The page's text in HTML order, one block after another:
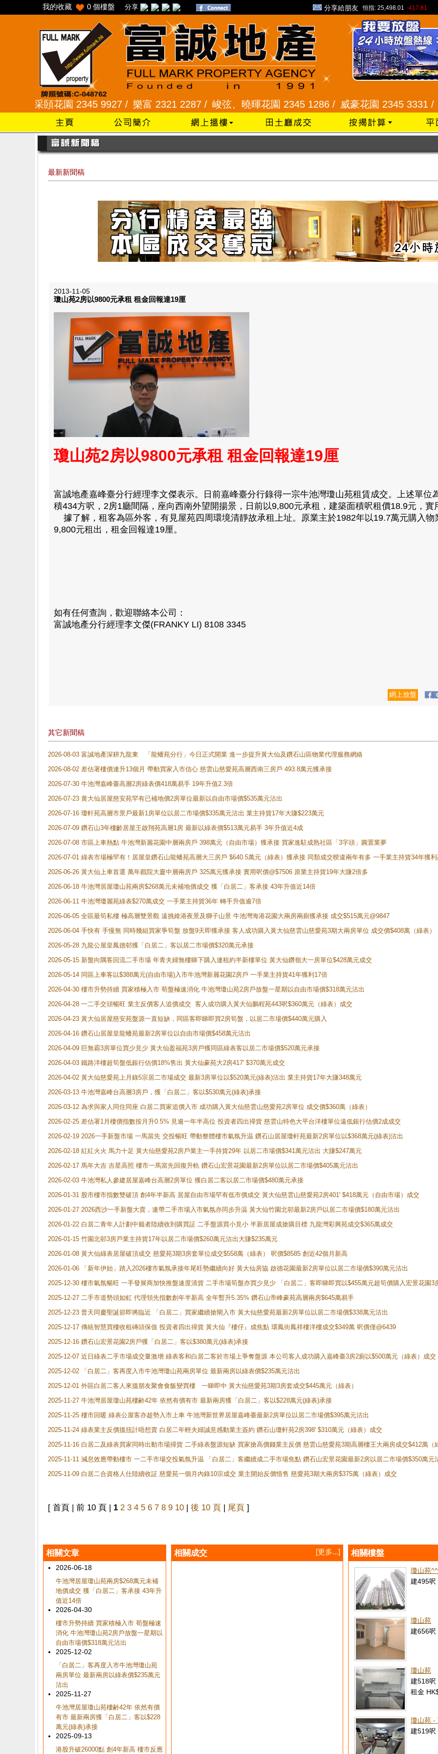
我的收藏 0 個樓盤 分享 分享給朋友 恒指: 25,498.01 -417.81
花園 2345 9927 /樂富 2321 2287 /峻弦、曉暉花園 2345 1286 /威豪花園 2345 3331 /星河明
最新新聞稿
2013-11-05
瓊山苑2房以9800元承租 租金回報達19厘
瓊山苑2房以9800元承租 租金回報達19厘
富誠地產嘉峰臺分行經理李文傑表示。日前嘉峰臺分行錄得一宗牛池灣瓊山苑租賃成交。上述單位
積434方呎，2房1廳間隔，座向西南外望開揚景，日前以9,800元承租，建築面積呎租價18.9元，實
據了解，租客為區外客，有見屋苑四周環境清靜故承租上址。原業主於1982年以19.7萬元購入
9,800元租出，租金回報達19厘。
如有任何查詢，歡迎聯絡本公司：
富誠地產分行經理李文傑(FRANKY LI) 8108 3345
網上放盤
其它新聞稿
2026-08-03 富誠地產深耕九龍東 「龍蟠苑分行」今日正式開業 進一步提升黃大仙及鑽石山區物業代理服務網絡
2026-08-02 差估署樓價連升13個月 帶動買家入市信心 慈雲山慈愛苑高層西南三房戶 493.8萬元獲承接
2026-07-30 牛池灣嘉峰臺高層2房綠表價418萬易手 19年升值2.3倍
2026-07-23 黄大仙居屋慈安苑罕有已補地價2房單位最新以自由市場價$535萬元沽出
2026-07-16 瓊軒苑高層市景戶最新1房單位以居二市場價$335萬元沽出 業主持貨17年大賺$223萬元
2026-07-09 鑽石山3年樓齡居屋王啟翔苑高層1房 最新以綠表價$513萬元易手 3年升值近4成
2026-07-08 市區上車熱點 牛池灣新麗花園中層兩房戶 398萬元（自由市場）獲承接 買家進駐成熟社區「3字頭」圓置業夢
2026-07-01 綠表市場極罕有！居屋皇鑽石山龍蟠苑高層大三房戶 $640.5萬元（綠表）獲承接 同類成交暌違兩年有多 一手業主持貨34年獲
2026-06-26 黃大仙上車首選 萬年戲院大廈中層兩房戶 325萬元獲承接 實用呎價@$7506 原業主持貨19年大賺2倍多
2026-06-18 牛池灣居屋瓊山苑兩房$268萬元未補地價成交 獲「白居二」客承接 43年升值近14倍
2026-06-11 牛池灣瓊麗苑綠表$270萬成交 一手業主持貨36年 轉手升值逾7倍
2026-06-05 全區最筍私樓 極高層雙景觀 遠挑維港夜景及獅子山景 牛池灣海港花園大兩房兩廁獲承接 成交$515萬元@9847
2026-06-04 手快有 手慢無 同時幾組買家爭筍盤 放盤9天即獲承接 客人成功購入黃大仙慈雲山慈愛苑3期大兩房單位 成交價$408萬（綠表）
2026-05-28 九龍公屋皇鳳德邨獲「白居二」客以居二市場價$320萬元承接
2026-05-15 新盤向隅客回流二手市場 年青夫婦無樓睇下購入連租約半新樓單位 黃大仙鑽嶺大一房單位$428萬元成交
2026-05-14 同區上車客以$388萬元(自由市場)入市牛池灣新麗花園2房戶 一手業主持貨41年獲利17倍
2026-04-30 樓市升勢持續 買家積極入市 荀盤極速消化 牛池灣瓊山苑2房戶放盤一星期以自由市場價$318萬元沽出
2026-04-28 一二手交頭暢旺 業主反價客人追價成交 客人成功購入黃大仙鵬程苑443呎$360萬元（綠表）成交
2026-04-23 黃大仙居屋慈安苑盤源一直短缺，同區客即睇即買2房筍盤，以居二市場價$440萬元購入
2026-04-16 鑽石山居屋皇龍蟠苑最新2房單位以自由市場價$458萬元沽出
2026-04-09 巨無霸3房單位買少見少 黃大仙盈福苑3房戶獲同區綠表客以居二市場價$520萬元承接
2026-04-03 鐵路洋樓超筍盤低銀行估價18%售出 黃大仙豪苑大2房417' $370萬元成交
2026-04-02 黃大仙慈愛苑上月錄5宗居二市場成交 最新3房單位以$520萬元(綠表)沽出 業主持貨17年大賺348萬元
2026-03-13 牛池灣嘉峰台高層3房戶，獲「白居二」客以$530萬元(綠表)承接
2026-03-12 為求與家人同住同座 白居二買家追價入市 成功購入黃大仙慈雲山慈愛苑2房單位 成交價$360萬（綠表）
2026-02-25 差估署1月樓價指數按月升0.5% 見逾一年半高位 投資者四出掃貨 慈雲山特色大平台洋樓單位遠低銀行估價2成成交
2026-02-19 2026一手新盤市場 一馬當先 交投暢旺 帶動整體樓市氣氛升温 鑽石山居屋瓊軒苑最新2房單位以$368萬元(綠表)沽出
2026-02-18 紅紅火火 馬力十足 黃大仙慈愛苑2房戶業主一手持貨29年 以居二市場價$341萬元沽出 大賺$247萬元
2026-02-17 馬年大吉 吉星高照 樓市一馬當先回復升軌 鑽石山宏景花園最新2房單位以居二市場價$405萬元沽出
2026-02-03 牛池灣私人參建居屋嘉峰台高層2房單位 獲白居二客以居二市場價$480萬元承接
2026-01-31 股市樓市指數雙破頂 創4年半新高 居屋自由市場罕有低市價成交 黃大仙慈雲山慈愛苑2房401' $418萬元（自由市場）成交
2026-01-27 2026西沙一手新盤大賣，連帶二手市場入市氣氛亦同步升温 黃大仙竹園北邨最新2房戶以居二市場價$180萬元沽出
2026-01-22 白居二青年人計劃中籤者陸續收到購買証 二手盤源買小見小 半新居屋成搶購目標 九龍灣彩興苑成交$365萬成交
2026-01-15 竹園北邨3房戶業主持貨17年以居二市場價$260萬元沽出大賺$235萬元
2026-01-08 黃大仙綠表居屋破頂成交 慈愛苑3期3房套單位成交$558萬（綠表） 呎價$8585 創近42個月新高
2026-01-06 「新年伊始」踏入2026樓市氣氛承接年尾旺勢繼續向好 黃大仙房協 啟德花園最新2房單位以居二市場價$390萬元沽出
2025-12-30 樓市氣氛暢旺 一手發展商加快推盤速度清貨 二手市場筍盤亦買少見少 「白居二」客即睇即買以$455萬元超筍價購入宏景花園3
2025-12-27 二手市道勢頭如虹 代理領先指數創年半新高 全年暫升5.35% 鑽石山帝峰豪苑高層兩房$645萬易手
2025-12-23 普天同慶聖誕節即將臨近 「白居二」買家繼續搶閘入市 黃大仙慈愛苑最新2房單位以居二市場價$338萬元沽出
2025-12-17 傳統智慧買樓收租磚頭保值 投資者四出掃貨 黃大仙『樓仔』成焦點 環鳳街鳳祥樓洋樓成交$349萬 呎價僅@6439
2025-12-16 鑽石山宏景花園2房戶獲「白居二」客以$380萬元(綠表)承接
2025-12-07 近日綠表二手市場成交量激增 綠表客和白居二客於市場上爭奪盤源 本公司客人成功購入嘉峰臺3房2廁以$500萬元（綠表）成交
2025-12-02 「白居二」客再度入市牛池灣瓊山苑兩房單位 最新兩房以綠表價$235萬元沽出
2025-12-01 外區白居二客人來搵朋友聚會食飯變買樓 一睇即中 黃大仙慈愛苑3期3房套成交$445萬元（綠表）
2025-11-27 牛池灣居屋瓊山苑樓齢42年 依然有價有市 最新兩房獲「白居二」客以$228萬元(綠表)承接
2025-11-25 樓市回暖 綠表公屋客亦趁勢入市上車 牛池灣新世界居屋嘉峰臺最新2房單位以居二市場價$395萬元沽出
2025-11-24 綠表業主反價搵扭計唔想賣 白居二年輕夫婦誠意感動業主簽約 鑽石山瓊軒苑2房398' $310萬元（綠表）成交
2025-11-16 白居二及綠表買家同時出動市場掃貨 二手綠表盤源短缺 買家搶高價錢業主反價 慈雲山慈愛苑3期高層樓王大兩房成交$412萬（
2025-11-11 減息效應帶動樓市 一二手市場交投氣氛升温 「白居二」客繼續成二手市場焦點 鑽石山宏景花園最新2房以居二市場價$350萬元
2025-11-09 白居二合資格人仕陸續收証 慈愛苑一個月內錄10宗成交 業主開始反價惜售 慈愛苑3期大兩房$375萬（綠表）成交
[ 首頁 | 前 10 頁 | 1 2 3 4 5 6 7 8 9 10 | 後 10 頁 | 尾頁 ]
相關文章
2026-06-18
牛池灣居屋瓊山苑兩房$268萬元未補
地價成交 獲「白居二」客承接 43年升
值近14倍
2026-04-30
樓市升勢持續 買家積極入市 荀盤極速
消化 牛池灣瓊山苑2房戶放盤一星期以
自由市場價$318萬元沽出
2025-12-02
「白居二」客再度入市牛池灣瓊山苑
兩房單位 最新兩房以綠表價$235萬元
沽出
2025-11-27
牛池灣居屋瓊山苑樓齢42年 依然有價
有市 最新兩房獲「白居二」客以$228
萬元(綠表)承接
2025-09-13
港股升破26000點 創4年新高 樓市反應
相關成交 [更多...] 相關樓盤
瓊山苑
建495呎
瓊山苑
建656呎
瓊山苑
建518呎
租金
瓊山苑 -
建519呎